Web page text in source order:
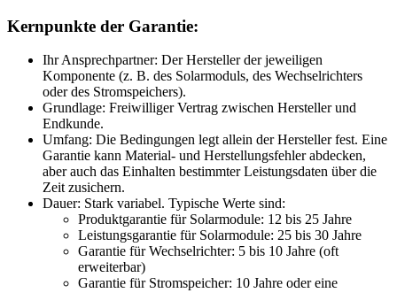
Kernpunkte der Garantie:
Ihr Ansprechpartner: Der Hersteller der jeweiligen
Komponente (z. B. des Solarmoduls, des Wechselrichters
oder des Stromspeichers).
Grundlage: Freiwilliger Vertrag zwischen Hersteller und
Endkunde.
Umfang: Die Bedingungen legt allein der Hersteller fest. Eine
Garantie kann Material- und Herstellungsfehler abdecken,
aber auch das Einhalten bestimmter Leistungsdaten über die
Zeit zusichern.
Dauer: Stark variabel. Typische Werte sind:
Produktgarantie für Solarmodule: 12 bis 25 Jahre
Leistungsgarantie für Solarmodule: 25 bis 30 Jahre
Garantie für Wechselrichter: 5 bis 10 Jahre (oft
erweiterbar)
Garantie für Stromspeicher: 10 Jahre oder eine